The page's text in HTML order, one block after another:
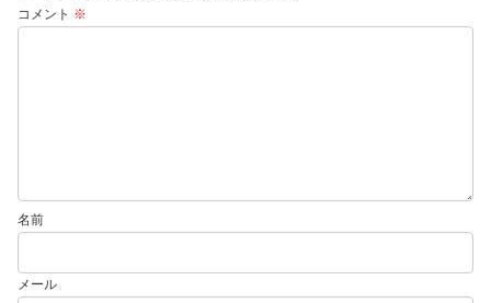
コメント ※
名前
メール